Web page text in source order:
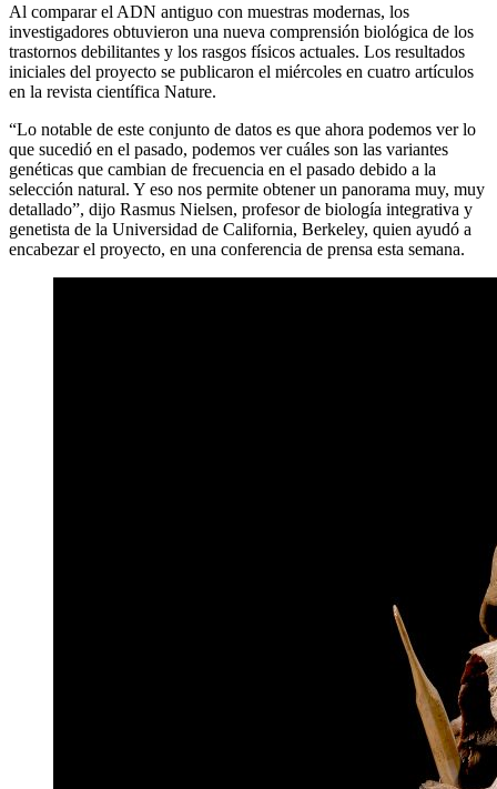
Al comparar el ADN antiguo con muestras modernas, los
investigadores obtuvieron una nueva comprensión biológica de los
trastornos debilitantes y los rasgos físicos actuales. Los resultados
iniciales del proyecto se publicaron el miércoles en cuatro artículos
en la revista científica Nature.
“Lo notable de este conjunto de datos es que ahora podemos ver lo
que sucedió en el pasado, podemos ver cuáles son las variantes
genéticas que cambian de frecuencia en el pasado debido a la
selección natural. Y eso nos permite obtener un panorama muy, muy
detallado”, dijo Rasmus Nielsen, profesor de biología integrativa y
genetista de la Universidad de California, Berkeley, quien ayudó a
encabezar el proyecto, en una conferencia de prensa esta semana.